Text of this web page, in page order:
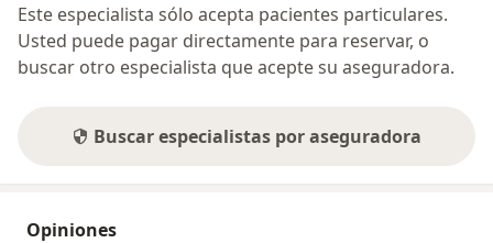
Este especialista sólo acepta pacientes particulares.
Usted puede pagar directamente para reservar, o
buscar otro especialista que acepte su aseguradora.
Buscar especialistas por aseguradora
Opiniones